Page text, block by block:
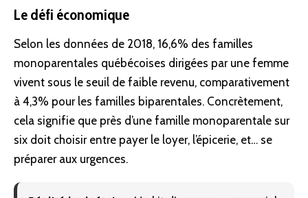
Le défi économique
Selon les données de 2018, 16,6% des familles
monoparentales québécoises dirigées par une femme
vivent sous le seuil de faible revenu, comparativement
à 4,3% pour les familles biparentales. Concrètement,
cela signifie que près d’une famille monoparentale sur
six doit choisir entre payer le loyer, l’épicerie, et… se
préparer aux urgences.